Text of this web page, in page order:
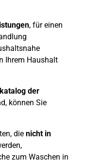
, für einen
Ihrem Haushalt
der
können Sie
die nicht in
zum Waschen in